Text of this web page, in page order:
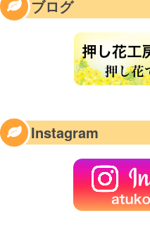
ブログ
Instagram